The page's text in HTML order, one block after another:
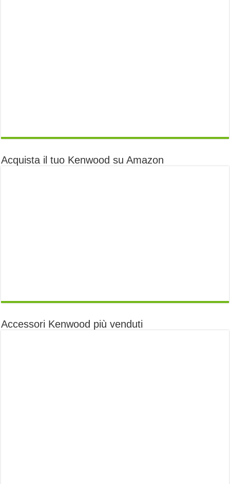
Acquista il tuo Kenwood su Amazon
Accessori Kenwood più venduti